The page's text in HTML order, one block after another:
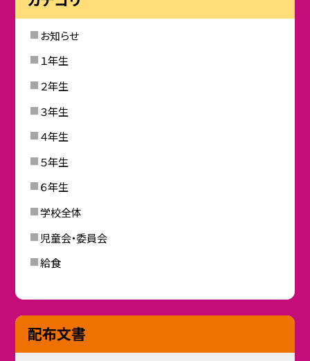
お知らせ
１年生
２年生
３年生
４年生
５年生
６年生
学校全体
児童会・委員会
給食
配布文書